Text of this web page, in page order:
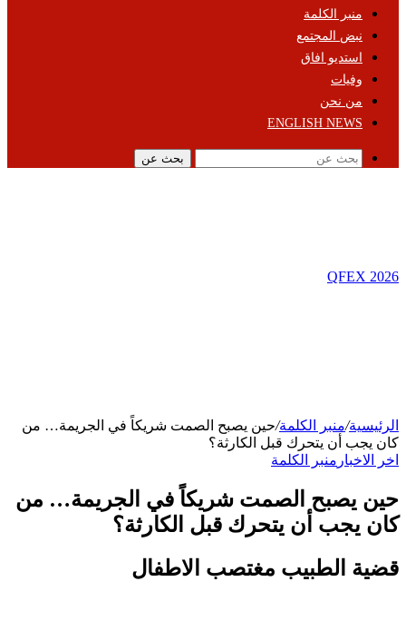
منبر الكلمة
نبض المجتمع
استديو افاق
وفيات
من نحن
ENGLISH NEWS
بحث عن
QFEX 2026
الرئيسية/منبر الكلمة/حين يصبح الصمت شريكاً في الجريمة… من
كان يجب أن يتحرك قبل الكارثة؟
اخر الاخبار منبر الكلمة
حين يصبح الصمت شريكاً في الجريمة… من
كان يجب أن يتحرك قبل الكارثة؟
قضية الطبيب مغتصب الاطفال